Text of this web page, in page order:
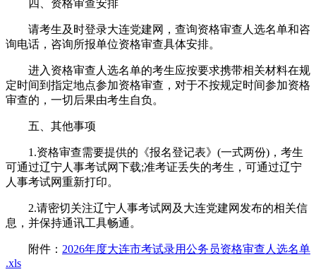
四、资格审查安排
请考生及时登录大连党建网，查询资格审查人选名单和咨
询电话，咨询所报单位资格审查具体安排。
进入资格审查人选名单的考生应按要求携带相关材料在规
定时间到指定地点参加资格审查，对于不按规定时间参加资格
审查的，一切后果由考生自负。
五、其他事项
1.资格审查需要提供的《报名登记表》(一式两份)，考生
可通过辽宁人事考试网下载;准考证丢失的考生，可通过辽宁
人事考试网重新打印。
2.请密切关注辽宁人事考试网及大连党建网发布的相关信
息，并保持通讯工具畅通。
附件： 2026年度大连市考试录用公务员资格审查人选名单
.xls